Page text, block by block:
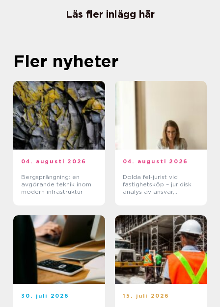
Läs fler inlägg här
Fler nyheter
04. augusti 2026
Bergsprängning: en
avgörande teknik inom
modern infrastruktur
04. augusti 2026
Dolda fel-jurist vid
fastighetsköp – juridisk
analys av ansvar,
30. juli 2026 15. juli 2026